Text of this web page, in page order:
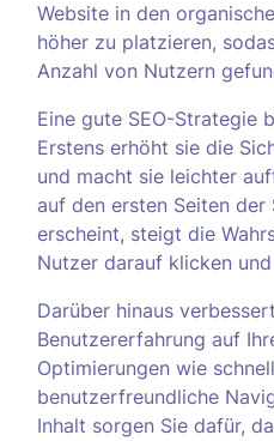
Website in den
höher zu platzieren,
Anzahl von Nutzern
Eine gute SEO-Strategie
Erstens erhöht sie die
und macht sie leichter
auf den ersten Seiten der
erscheint, steigt die
Nutzer darauf klicken
Darüber hinaus
Benutzererfahrung auf
Optimierungen wie
benutzerfreundliche
Inhalt sorgen Sie dafür,